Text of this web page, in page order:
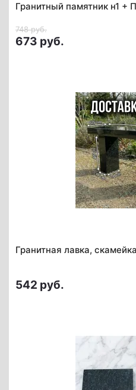
Гранитный памятник н1
748 руб.
673 руб.
Гранитная лавка,
542 руб.